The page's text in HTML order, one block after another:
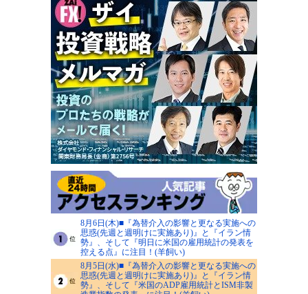
8月6日(木)■『為替介入の影響と更なる実施への
思惑(先週と週明けに実施あり)』と『イラン情
勢』、そして『明日に米国の雇用統計の発表を
控える点』に注目！(羊飼い)
8月5日(水)■『為替介入の影響と更なる実施への
思惑(先週と週明けに実施あり)』と『イラン情
勢』、そして『米国のADP雇用統計とISM非製